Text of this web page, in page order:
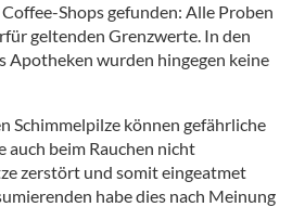
Shops gefunden: Alle Proben
geltenden Grenzwerte. In den
Apotheken wurden hingegen keine
Schimmelpilze können gefährliche
auch beim Rauchen nicht
zerstört und somit eingeatmet
habe dies nach Meinung